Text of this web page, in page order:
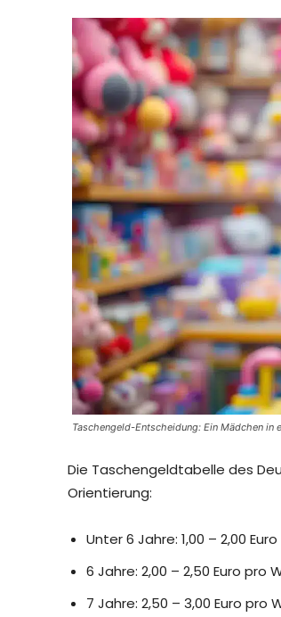
Taschengeld-Entscheidung: Ein Mädchen in
Die Taschengeldtabelle des
Orientierung:
Unter 6 Jahre: 1,00 – 2,00
6 Jahre: 2,00 – 2,50 Euro pro
7 Jahre: 2,50 – 3,00 Euro pro